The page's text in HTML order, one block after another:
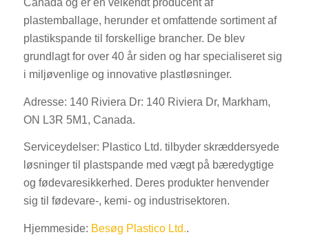
Canada og er en velkendt producent af
plastemballage, herunder et omfattende sortiment af
plastikspande til forskellige brancher. De blev
grundlagt for over 40 år siden og har specialiseret sig
i miljøvenlige og innovative plastløsninger.
Adresse: 140 Riviera Dr: 140 Riviera Dr, Markham,
ON L3R 5M1, Canada.
Serviceydelser: Plastico Ltd. tilbyder skræddersyede
løsninger til plastspande med vægt på bæredygtige
og fødevaresikkerhed. Deres produkter henvender
sig til fødevare-, kemi- og industrisektoren.
Hjemmeside: Besøg Plastico Ltd..